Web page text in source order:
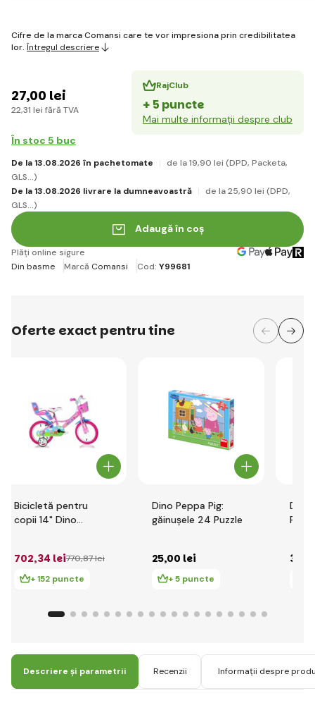
Cifre de la marca Comansi care te vor impresiona prin credibilitatea
lor. Întregul descriere
27,00 lei
22,31 lei fără TVA
RajClub
+ 5 puncte
Mai multe informații despre club
În stoc 5 buc
De la 13.08.2026 în pachetomate de la 19,90 lei (DPD, Packeta,
GLS...)
De la 13.08.2026 livrare la dumneavoastră
de la 25,90 lei (DPD,
GLS...)
Adaugă în coș
Plăți online sigure
Din basme
Marcă Comansi Cod: Y99681
Oferte exact pentru tine
Bicicletă pentru
copii 14" Dino
păpușă și coș
702,34 lei770,87 lei
+ 152 puncte
Dino Peppa Pig:
găinușele 24 Puzzle
25,00 lei
+ 5 puncte
Dino
34
Descriere și parametrii Recenzii Informații despre